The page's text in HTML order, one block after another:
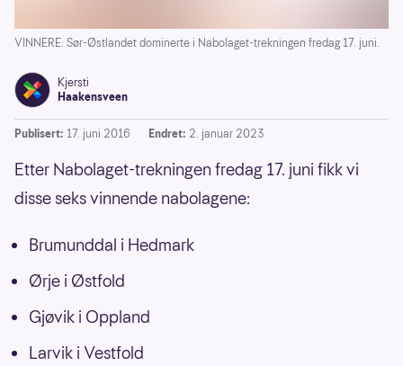
VINNERE: Sør-Østlandet dominerte i Nabolaget-trekningen fredag 17. juni.
Kjersti
Haakensveen
Publisert: 17. juni 2016 Endret: 2. januar 2023
Etter Nabolaget-trekningen fredag 17. juni fikk vi
disse seks vinnende nabolagene:
Brumunddal i Hedmark
Ørje i Østfold
Gjøvik i Oppland
Larvik i Vestfold